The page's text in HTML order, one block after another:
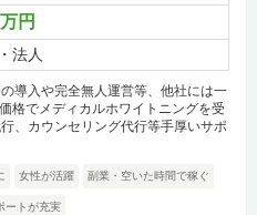
円
法人
導入や完全無人運営等、他社には一
格でメディカルホワイトニングを受
、カウンセリング代行等手厚いサポ
女性が活躍 副業・空いた時間で稼ぐ
ートが充実